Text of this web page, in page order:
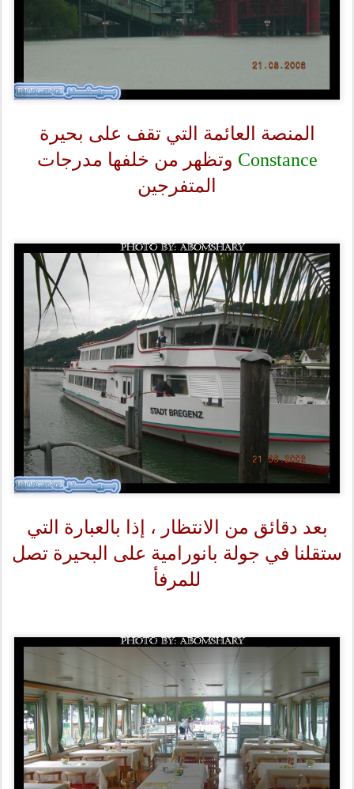
المنصة العائمة التي تقف على بحيرة
Constance وتظهر من خلفها مدرجات
المتفرجين
بعد دقائق من الانتظار ، إذا بالعبارة التي
ستقلنا في جولة بانورامية على البحيرة تصل
للمرفأ